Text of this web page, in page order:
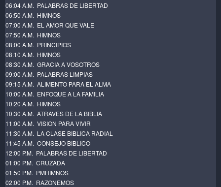
06:04 A.M. PALABRAS DE LIBERTAD
06:50 A.M. HIMNOS
07:00 A.M. EL AMOR QUE VALE
07:50 A.M. HIMNOS
08:00 A.M. PRINCIPIOS
08:10 A.M. HIMNOS
08:30 A.M. GRACIA A VOSOTROS
09:00 A.M. PALABRAS LIMPIAS
09:15 A.M. ALIMENTO PARA EL ALMA
10:00 A.M. ENFOQUE A LA FAMILIA
10:20 A.M. HIMNOS
10:30 A.M. ATRAVES DE LA BIBLIA
11:00 A.M. VISION PARA VIVIR
11:30 A.M. LA CLASE BIBLICA RADIAL
11:45 A.M. CONSEJO BIBLICO
12:00 P.M. PALABRAS DE LIBERTAD
01:00 P.M. CRUZADA
01:50 P.M. PMHIMNOS
02:00 P.M. RAZONEMOS